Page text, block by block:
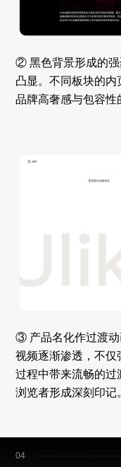
② 黑色背景形成的
凸显。不同板块的
品牌高奢感与包容性
③ 产品名化作过渡
视频逐渐渗透，不
过程中带来流畅的过
浏览者形成深刻印记
04